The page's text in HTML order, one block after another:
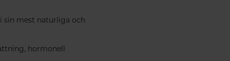
sin mest naturliga och
hormonell